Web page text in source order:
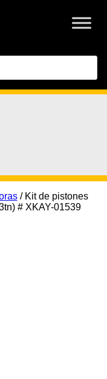
/ Kit de pistones
# XKAY-01539